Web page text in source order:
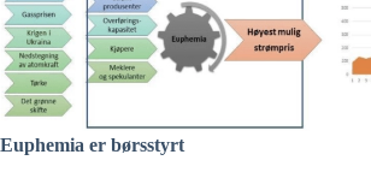
Euphemia er børsstyrt